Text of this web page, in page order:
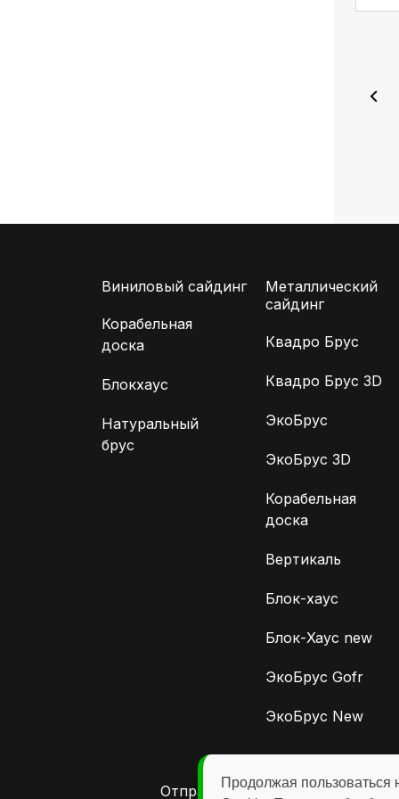
Виниловый сайдинг
Корабельная
доска
Блокхаус
Натуральный
брус
Металлический
сайдинг
Квадро Брус
Квадро Брус 3D
ЭкоБрус
ЭкоБрус 3D
Корабельная
доска
Вертикаль
Блок-хаус
Блок-Хаус new
ЭкоБрус Gofr
ЭкоБрус New
Отправляя любую форму на
Продолжая